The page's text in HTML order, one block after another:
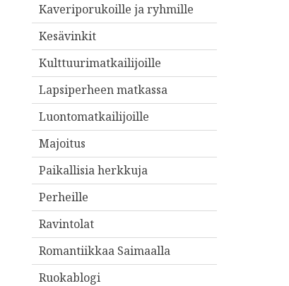
Kaveriporukoille ja ryhmille
Kesävinkit
Kulttuurimatkailijoille
Lapsiperheen matkassa
Luontomatkailijoille
Majoitus
Paikallisia herkkuja
Perheille
Ravintolat
Romantiikkaa Saimaalla
Ruokablogi